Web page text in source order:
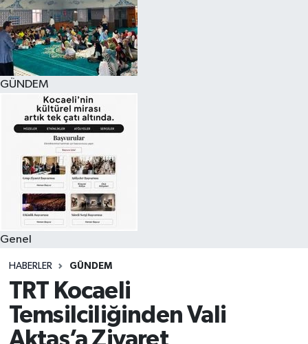
GÜNDEM
Genel
HABERLER GÜNDEM
TRT Kocaeli
Temsilciliğinden Vali
Tüm Manşetler
Son Dakika Haberleri
Haber Arşivi